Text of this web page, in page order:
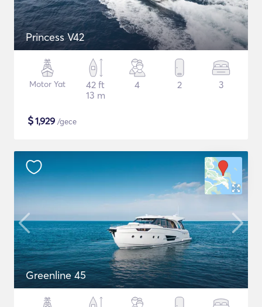
Princess V42
Motor Yat
42 ft
13 m
4 2 3
$1,929 /gece
Greenline 45